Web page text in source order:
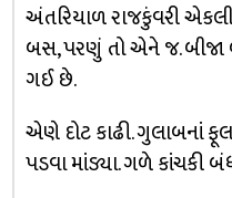
અંતરિયાળ રાજકુંવરી
બસ, પરણું તો એને જ.
ગઈ છે.
એણે દોટ કાઢી. ગુલાબનાં
પડવા માંડ્યા. ગળે કાંચકી